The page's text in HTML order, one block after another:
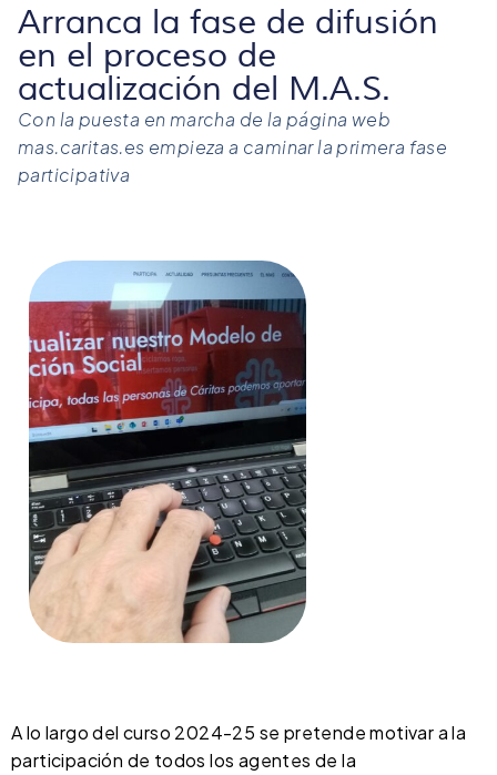
Arranca la fase de difusión
en el proceso de
actualización del M.A.S.
Con la puesta en marcha de la página web
mas.caritas.es empieza a caminar la primera fase
participativa
A lo largo del curso 2024-25 se pretende motivar a la
participación de todos los agentes de la